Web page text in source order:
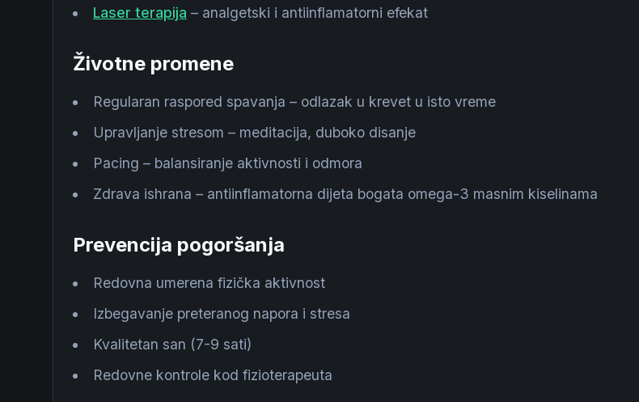
Laser terapija – analgetski i antiinflamatorni efekat
Životne promene
Regularan raspored spavanja – odlazak u krevet u isto vreme
Upravljanje stresom – meditacija, duboko disanje
Pacing – balansiranje aktivnosti i odmora
Zdrava ishrana – antiinflamatorna dijeta bogata omega-3 masnim kiselinama
Prevencija pogoršanja
Redovna umerena fizička aktivnost
Izbegavanje preteranog napora i stresa
Kvalitetan san (7-9 sati)
Redovne kontrole kod fizioterapeuta